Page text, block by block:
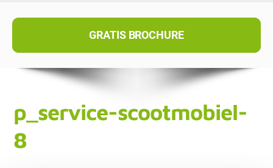
GRATIS BROCHURE
p_service-scootmobiel-
8